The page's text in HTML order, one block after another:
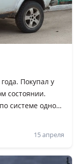
Покупал у
состоянии.
системе одного
канал
нюансы. К
машине,
товарищ.
15 апреля